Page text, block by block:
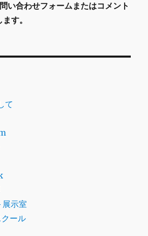
い合わせフォームまたはコメント
す。
て
示室
ール